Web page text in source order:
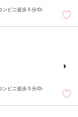
ンビニ徒歩５分/D-
ンビニ徒歩５分/D-